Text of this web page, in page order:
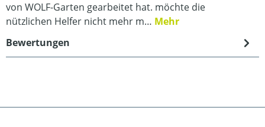
von WOLF-Garten gearbeitet hat. möchte die
nützlichen Helfer nicht mehr m… Mehr
Bewertungen